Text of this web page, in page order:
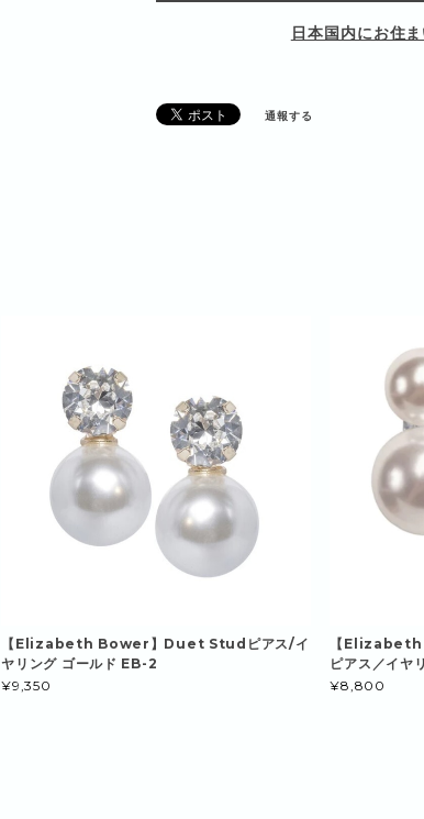
日本国内にお住
通報する
【Elizabeth Bower】Duet Studピアス/イ
ヤリング ゴールド EB-2
¥9,350
【
ピアス／イヤ
¥8,800